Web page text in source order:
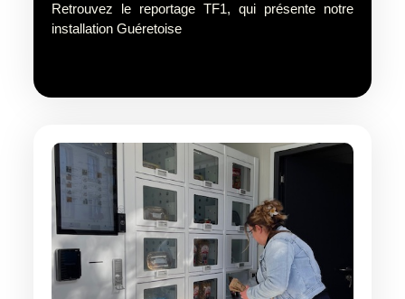
Retrouvez le reportage TF1, qui présente notre
installation Guéretoise